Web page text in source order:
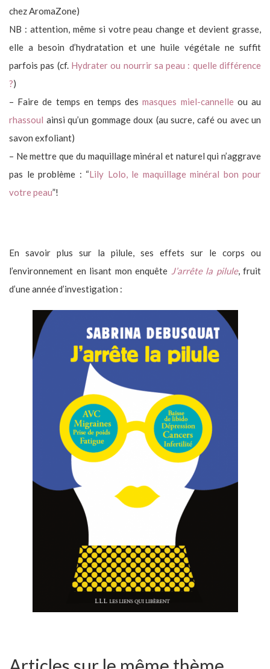
chez AromaZone)
NB : attention, même si votre peau change et devient grasse,
elle a besoin d’hydratation et une huile végétale ne suffit
parfois pas (cf. Hydrater ou nourrir sa peau : quelle différence
?)
– Faire de temps en temps desmasques miel-cannelleou au
rhassoul ainsi qu’un gommage doux (au sucre, café ou avec un
savon exfoliant)
– Ne mettre que du maquillage minéral et naturel qui n’aggrave
pas le problème : “Lily Lolo, le maquillage minéral bon pour
votre peau”!
En savoir plus sur la pilule, ses effets sur le corps ou
l’environnement en lisant mon enquête J’arrête la pilule, fruit
d’une année d’investigation :